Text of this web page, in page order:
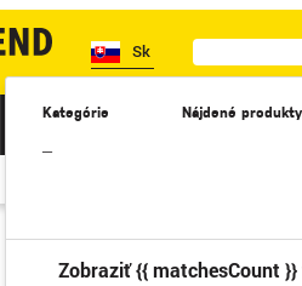
Sk
Kategórie
–
Nájdené produkty
Zobraziť {{ matchesCount
Akcie Novinky II. TRIEDA